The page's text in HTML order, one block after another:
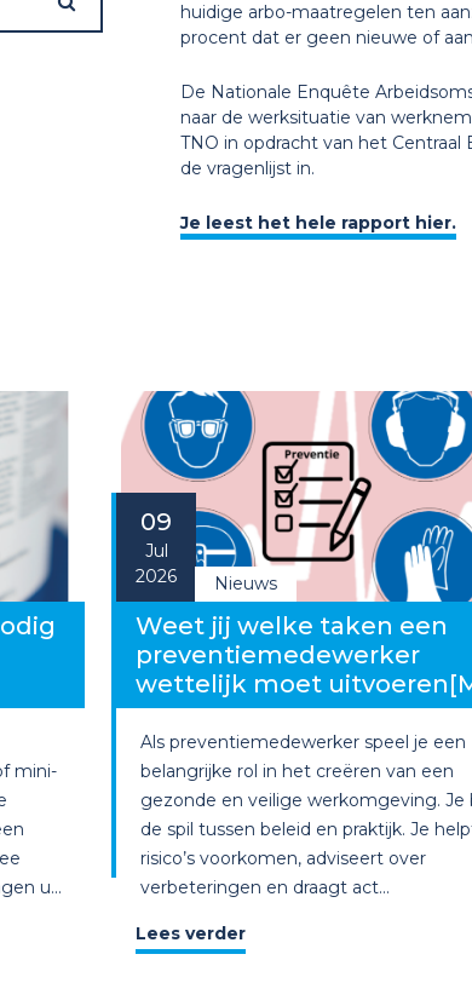
huidige arbo-maatregelen ten
procent dat er geen nieuwe of
De Nationale Enquête
naar de werksituatie van
TNO in opdracht van het
de vragenlijst in.
Je leest het hele rapport hier.
mini-
u...
09
Jul
2026
Nieuws
Weet jij welke taken een
preventiemedewerker
wettelijk moet
Als preventiemedewerker speel je een
belangrijke rol in het creëren van een
gezonde en veilige werkomgeving. Je
de spil tussen beleid en praktijk. Je
risico’s voorkomen, adviseert over
verbeteringen en draagt act...
Lees verder